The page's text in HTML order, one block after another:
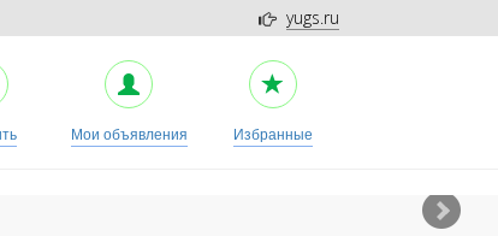
yugs.ru
Избранные
Мои объявления